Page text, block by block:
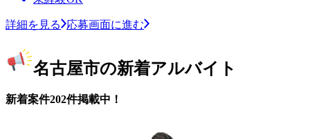
詳細を見る 応募画面に進む
名古屋市の新着アルバイト
新着案件202件掲載中！